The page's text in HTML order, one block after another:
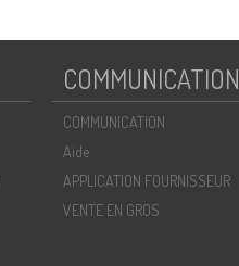
COMMUNICATION
COMMUNICATION
Aide
APPLICATION FOURNISSEUR
VENTE EN GROS